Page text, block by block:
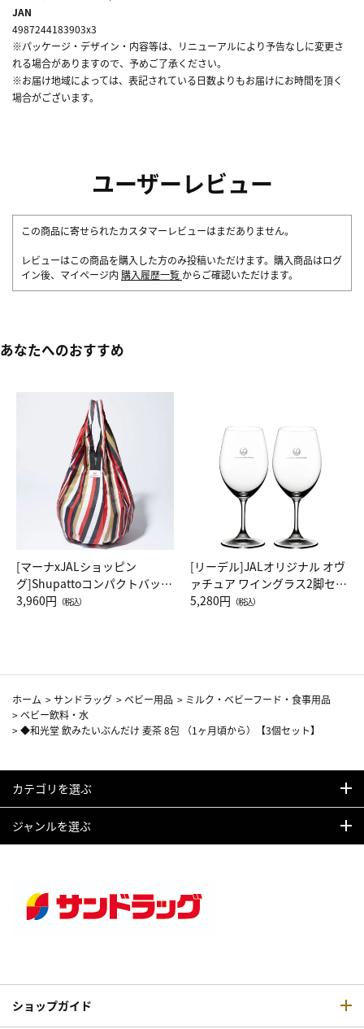
JAN
4987244183903x3
※パッケージ・デザイン・内容等は、リニューアルにより予告なしに変更さ
れる場合がありますので、予めご了承ください。
※お届け地域によっては、表記されている日数よりもお届けにお時間を頂く
場合がございます。
ユーザーレビュー
この商品に寄せられたカスタマーレビューはまだありません。
レビューはこの商品を購入した方のみ投稿いただけます。購入商品はログ
イン後、マイページ内 購入履歴一覧 からご確認いただけます。
あなたへのおすすめ
[マーナxJALショッピン
グ]Shupattoコンパクトバッグ
Drop JAL客室乗務員（LC）ス
3,960円 （税込）
[リーデル]JALオリジナル オヴ
ァチュア ワイングラス2脚セッ
ト（レッドワイン）
5,280円 （税込）
ホーム >サンドラッグ >ベビー用品 > ミルク・ベビーフード・食事用品
>ベビー飲料・水
>◆和光堂 飲みたいぶんだけ 麦茶 8包 （1ヶ月頃から）【3個セット】
カテゴリを選ぶ
ジャンルを選ぶ
ショップガイド